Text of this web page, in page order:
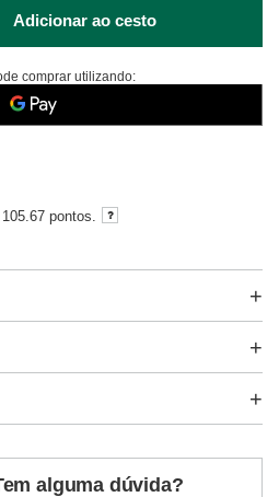
Adicionar ao cesto
comprar utilizando:
105.67 pontos.
alguma dúvida?